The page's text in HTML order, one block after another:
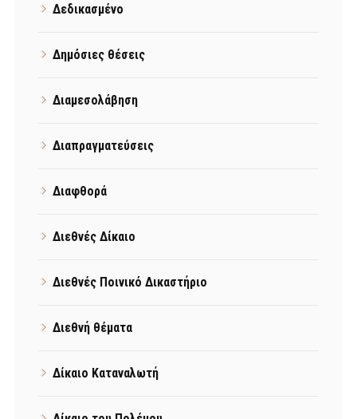
Δεδικασμένο
Δημόσιες θέσεις
Διαμεσολάβηση
Διαπραγματεύσεις
Διαφθορά
Διεθνές Δίκαιο
Διεθνές Ποινικό Δικαστήριο
Διεθνή θέματα
Δίκαιο Καταναλωτή